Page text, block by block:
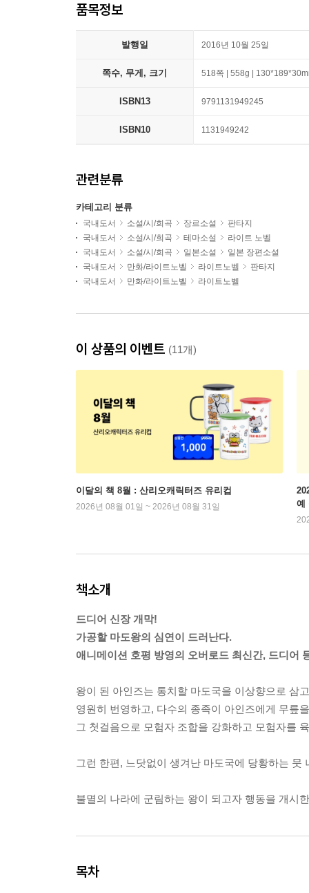
품목정보
발행일 2016년 10월 25일
쪽수, 무게, 크기 518쪽 | 558g |
ISBN13 9791131949245
ISBN10 1131949242
관련분류
카테고리 분류
국내도서 소설/시/희곡 장르소설
판타지
국내도서
소설/시/희곡 테마소설
라이트 노벨
국내도서
소설/시/희곡 일본소설
일본 장편소설
국내도서
만화/라이트노벨 라이트노벨
판타지
국내도서
만화/라이트노벨 라이트노벨
이 상품의 이벤트 (11개)
이달의 책 8월 : 산리오캐릭터즈 유리컵
2026년 08월 01일 ~ 2026년 08월 31일
예
책소개
드디어 신장 개막!
가공할 마도왕의 심연이 드러난다.
애니메이션 호평 방영의 오버로드 최신간, 드디어
왕이 된 아인즈는 통치할 마도국을 이상향으로 삼
영원히 번영하고, 다수의 종족이 아인즈에게 무릎
그 첫걸음으로 모험자 조합을 강화하고 모험자를
그런 한편, 느닷없이 생겨난 마도국에 당황하는
불멸의 나라에 군림하는 왕이 되고자 행동을 개시
목차